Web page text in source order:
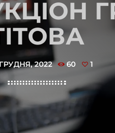
ГРУДНЯ, 2022 60 1